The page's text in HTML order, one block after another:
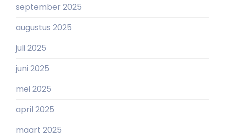
september 2025
augustus 2025
juli 2025
juni 2025
mei 2025
april 2025
maart 2025